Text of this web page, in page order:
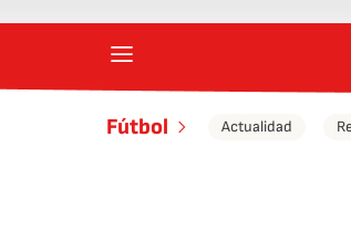
Fútbol Actualidad